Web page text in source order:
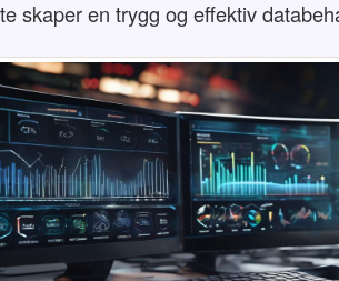
skaper en trygg og effektiv